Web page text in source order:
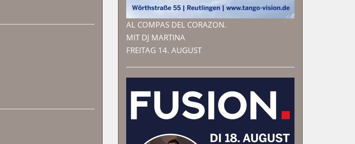
AL COMPAS DEL CORAZON.
MIT DJ MARTINA
FREITAG 14. AUGUST